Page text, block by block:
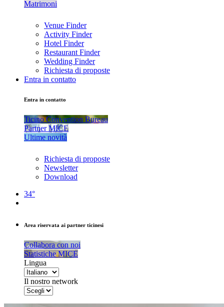
Matrimoni
Venue Finder
Activity Finder
Hotel Finder
Restaurant Finder
Wedding Finder
Richiesta di proposte
Entra in contatto
Entra in contatto
Ticino Convention Bureau
Partner MICE
Ultime novità
Richiesta di proposte
Newsletter
Download
34°
Area riservata ai partner ticinesi
Collabora con noi
Statistiche MICE
Lingua
Il nostro network